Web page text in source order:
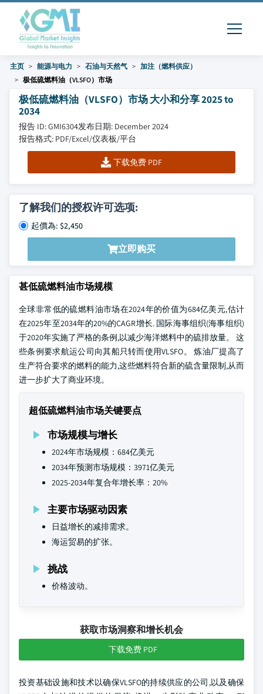
主页 能源与电力 石油与天然气
加注（燃料供应）
极低硫燃料油（VLSFO）市场
极低硫燃料油（VLSFO）市场 大小和分享 2025 to
2034
报告 ID: GMI6304发布日期: December 2024
报告格式: PDF/Excel/仪表板/平台
下载免费 PDF
了解我们的授权许可选项:
起價為: $2,450
立即购买
甚低硫燃料油市场规模
全球非常低的硫燃料油市场在2024年的价值为684亿美元,估计
在2025年至2034年的20%的CAGR增长. 国际海事组织(海事组织)
于2020年实施了严格的条例,以减少海洋燃料中的硫排放量。 这
些条例要求航运公司向其船只转而使用VLSFO。 炼油厂提高了
生产符合要求的燃料的能力,这些燃料符合新的硫含量限制,从而
进一步扩大了商业环境。
超低硫燃料油市场关键要点
市场规模与增长
2024年市场规模：684亿美元
2034年预测市场规模：3971亿美元
2025-2034年复合年增长率：20%
主要市场驱动因素
日益增长的减排需求。
海运贸易的扩张。
挑战
价格波动。
获取市场洞察和增长机会
下载免费 PDF
投资基础设施和技术以确保VLSFO的持续供应的公司,以及确保